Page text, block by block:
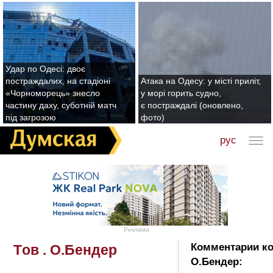
Удар по Одесі: двоє
постраждалих, на стадіоні
«Чорноморець» знесло
частину даху, суботній матч
під загрозою
Атака на Одесу: у місті приліт,
у морі горить судно,
є постраждалі (оновлено,
фото)
рус
Реклама
Tов . О.Бендер
Комментарии
О.Бендер: